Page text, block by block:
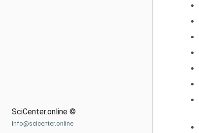
SciCenter.online ©
info@scicenter.online